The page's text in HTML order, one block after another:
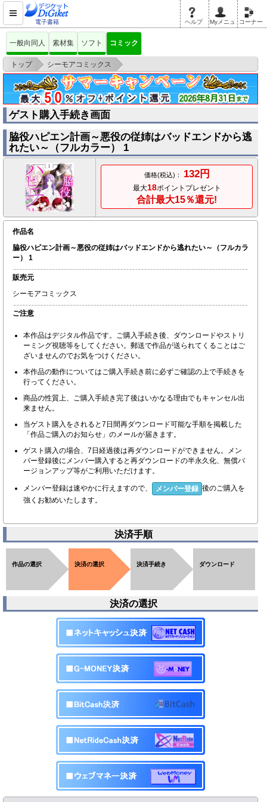
電子書籍 ヘルプ Myメニュ コーナー
一般向同人 素材集 ソフト コミック
トップ > シーモアコミックス
>
脇役ハピエン計画～悪役の従姉はバッドエン > ゲスト購入
ゲスト購入手続き画面
脇役ハピエン計画～悪役の従姉はバッドエンドから逃
れたい～（フルカラー） 1
価格(税込)： 132円
最大18ポイントプレゼント
合計最大15％還元!
作品名
脇役ハピエン計画～悪役の従姉はバッドエンドから逃れたい～（フルカラ
ー） 1
販売元
シーモアコミックス
ご注意
本作品はデジタル作品です。ご購入手続き後、ダウンロードやストリ
ーミング視聴等をしてください。郵送で作品が送られてくることはご
ざいませんのでお気をつけください。
本作品の動作についてはご購入手続き前に必ずご確認の上で手続きを
行ってください。
商品の性質上、ご購入手続き完了後はいかなる理由でもキャンセル出
来ません。
当ゲスト購入をされると7日間再ダウンロード可能な手順を掲載した
「作品ご購入のお知らせ」のメールが届きます。
ゲスト購入の場合、7日経過後は再ダウンロードができません。メン
バー登録後にメンバー購入すると再ダウンロードの半永久化、無償バ
ージョンアップ等がご利用いただけます。
メンバー登録は速やかに行えますので、 メンバー登録 後のご購入を
強くお勧めいたします。
決済手順
作品の選択 決済の選択 決済手続き ダウンロード
決済の選択